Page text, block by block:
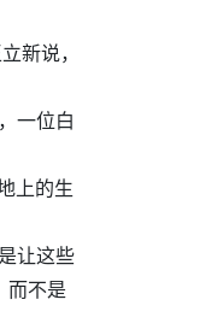
新说，
一位白
上的生
让这些
而不是